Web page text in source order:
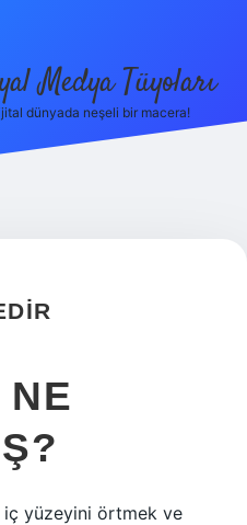
Medya Tüyoları
dünyada neşeli bir macera!
NE
yüzeyini örtmek ve